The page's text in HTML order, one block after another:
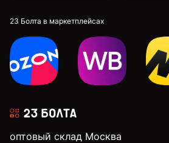
23 Болта в маркетплейсах
оптовый склад Москва